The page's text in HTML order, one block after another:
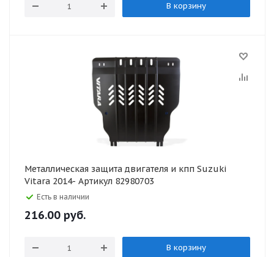
В корзину
Металлическая защита двигателя и кпп Suzuki
Vitara 2014- Артикул 82980703
Есть в наличии
216.00 руб.
В корзину